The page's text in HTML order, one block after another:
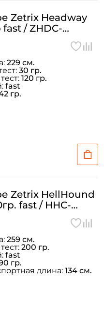
Zetrix Headway
fast / ZHDC-
229 см.
30 гр.
120 гр.
fast
гр.
Zetrix HellHound
fast / HHC-
259 см.
200 гр.
fast
гр.
длина: 134 см.